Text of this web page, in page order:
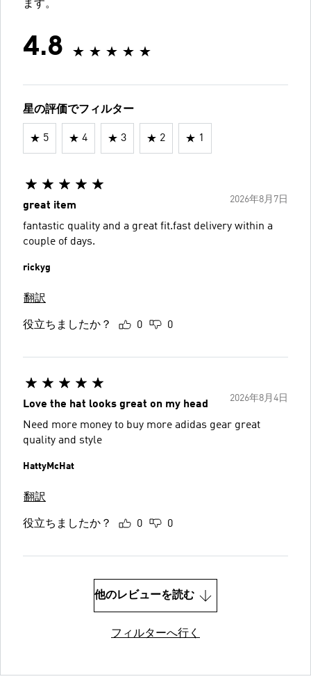
ます。
4.8
星の評価でフィルター
5 4 3 2 1
2026年8月7日
great item
fantastic quality and a great fit.fast delivery within a
couple of days.
rickyg
翻訳
役立ちましたか？ 0 0
2026年8月4日
Love the hat looks great on my head
Need more money to buy more adidas gear great
quality and style
HattyMcHat
翻訳
役立ちましたか？ 0 0
他のレビューを読む
フィルターへ行く